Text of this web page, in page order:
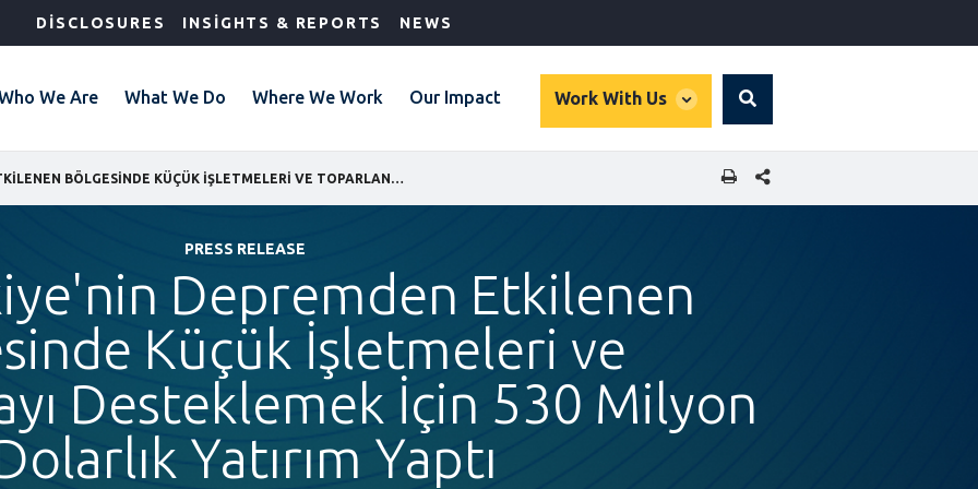
DISCLOSURES INSIGHTS & REPORTS NEWS
We Are What We Do Where We Work Our Impact Work With Us
global
Search
SHARE THIS PAGE
PRESS RELEASE
Depremden Etkilenen
Küçük İşletmeleri ve
Desteklemek İçin 530 Milyon
Yatırım Yaptı